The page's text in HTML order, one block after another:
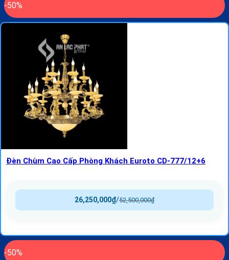
-50%
Đèn Chùm Cao Cấp Phòng Khách Euroto CD-777/12+6
52,500,000₫
/
26,250,000₫
-50%